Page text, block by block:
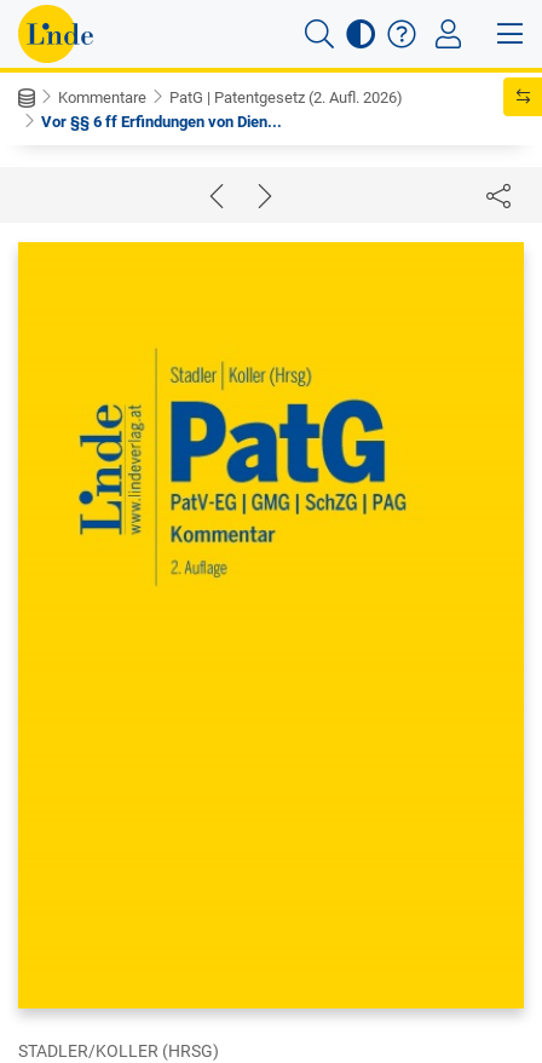
Kommentare
PatG | Patentgesetz (2. Aufl. 2026)
Vor §§ 6 ff Erfindungen von Dien...
STADLER/KOLLER (HRSG)